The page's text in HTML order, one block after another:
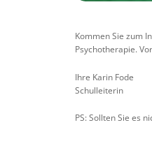
Kommen Sie zum
Psychotherapie.
Ihre Karin Fode
Schulleiterin
PS: Sollten Sie es